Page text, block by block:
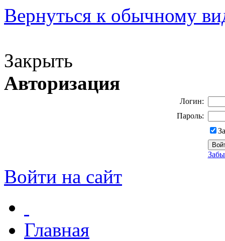
Вернуться к обычному
Закрыть
Авторизация
Логин:
Пароль:
Войти на сайт
Главная